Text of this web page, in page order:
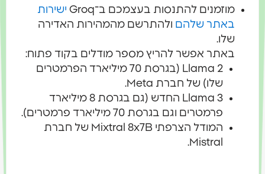
מוזמנים להתנסות בעצמכם ב־Groq
ישירות
באתר שלהםולהתרשם מהמהירות האדירה
שלו.
באתר אפשר להריץ מספר מודלים בקוד פתוח:
Llama 2 (בגרסת 70 מיליארד הפרמטרים
שלו) של חברת Meta.
Llama 3 החדש (גם בגרסת 8 מיליארד
פרמטרים וגם בגרסת 70 מיליארד פרמטרים).
המודל הצרפתי Mixtral 8x7B של חברת
Mistral.